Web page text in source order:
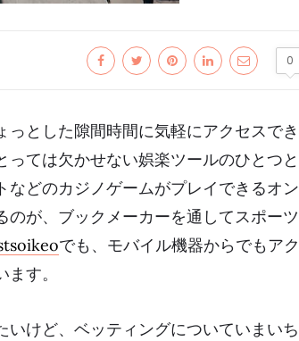
0
とした隙間時間に気軽にアクセスでき
ては欠かせない娯楽ツールのひとつと
などのカジノゲームがプレイできるオン
が、ブックメーカーを通してスポーツ
でも、モバイル機器からでもアク
す。
けど、ベッティングについていまいち